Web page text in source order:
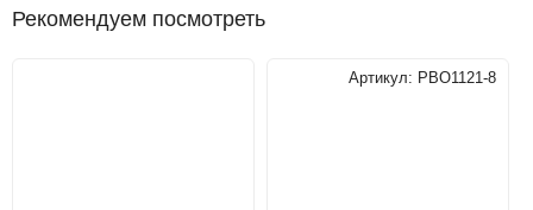
меди, Ø15 мм, толщина стенки 1мм
Рекомендуем посмотреть
Артикул: РВО1121-8